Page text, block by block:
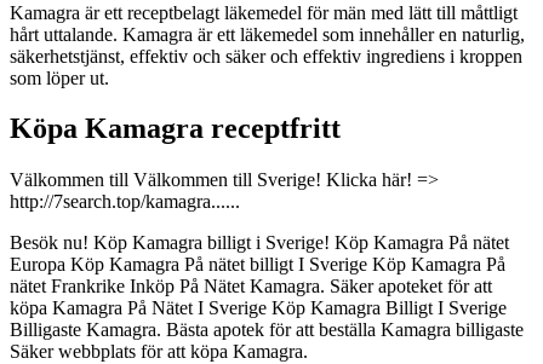
Kamagra är ett receptbelagt läkemedel för män med lätt till måttligt
hårt uttalande. Kamagra är ett läkemedel som innehåller en naturlig,
säkerhetstjänst, effektiv och säker och effektiv ingrediens i kroppen
som löper ut.
Köpa Kamagra receptfritt
Välkommen till Välkommen till Sverige! Klicka här! =>
http://7search.top/kamagra......
Besök nu! Köp Kamagra billigt i Sverige! Köp Kamagra På nätet
Europa Köp Kamagra På nätet billigt I Sverige Köp Kamagra På
nätet Frankrike Inköp På Nätet Kamagra. Säker apoteket för att
köpa Kamagra På Nätet I Sverige Köp Kamagra Billigt I Sverige
Billigaste Kamagra. Bästa apotek för att beställa Kamagra billigaste
Säker webbplats för att köpa Kamagra.